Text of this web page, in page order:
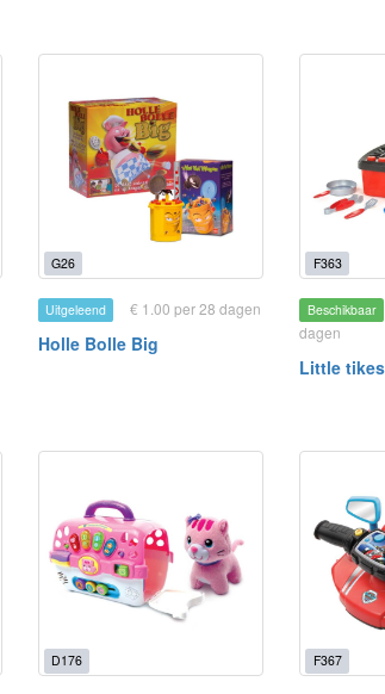
G26
Uitgeleend € 1.00 per 28 dagen
Holle Bolle Big
F363
Beschikbaar
dagen
Little
D176 F367